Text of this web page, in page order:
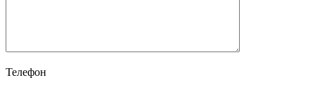
Телефон